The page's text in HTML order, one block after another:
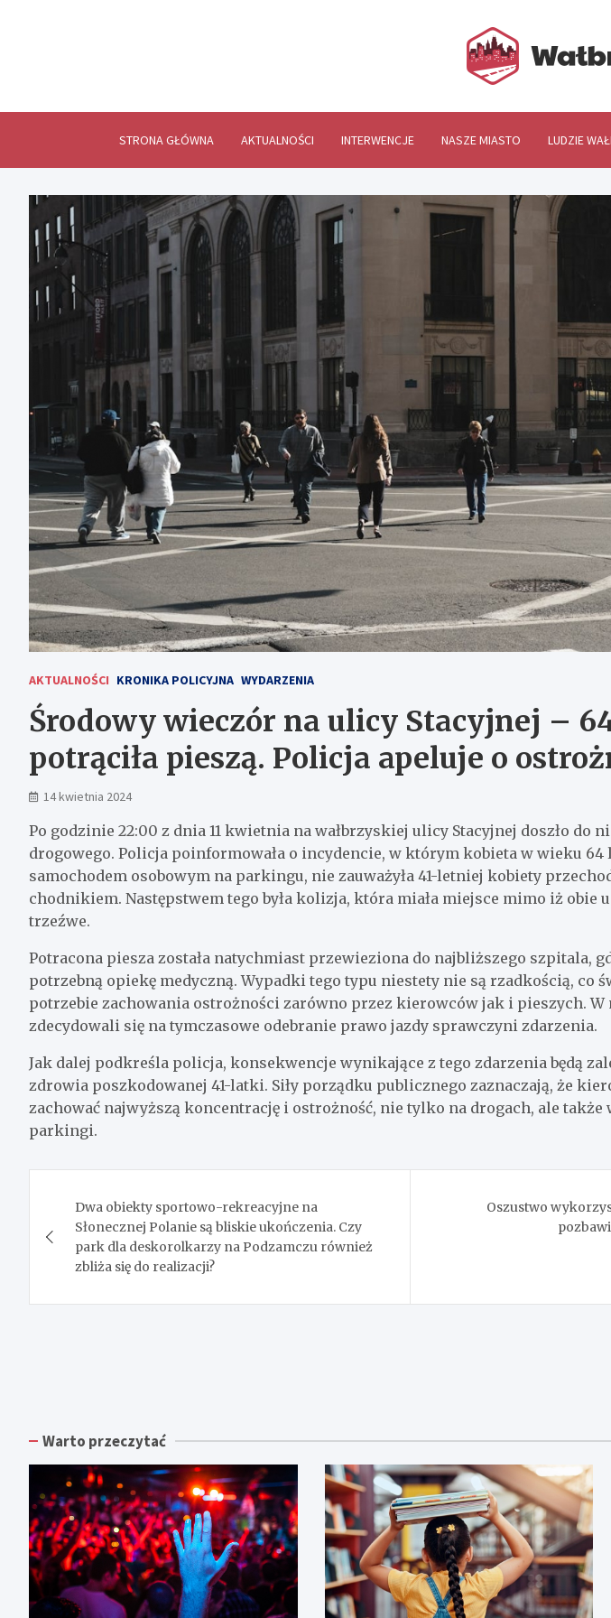
STRONA GŁÓWNA AKTUALNOŚCI INTERWENCJE NASZE MIASTO LUDZIE
AKTUALNOŚCI KRONIKA POLICYJNA WYDARZENIA
Środowy wieczór na ulicy Stacyjnej –
potrąciła pieszą. Policja apeluje o
14 kwietnia 2024
Po godzinie 22:00 z dnia 11 kwietnia na wałbrzyskiej ulicy Stacyjnej doszło do
drogowego. Policja poinformowała o incydencie, w którym kobieta w wieku
samochodem osobowym na parkingu, nie zauważyła 41-letniej kobiety
chodnikiem. Następstwem tego była kolizja, która miała miejsce mimo iż obie
trzeźwe.
Potracona piesza została natychmiast przewieziona do najbliższego szpitala,
potrzebną opiekę medyczną. Wypadki tego typu niestety nie są rzadkością, co
potrzebie zachowania ostrożności zarówno przez kierowców jak i pieszych. W
zdecydowali się na tymczasowe odebranie prawo jazdy sprawczyni zdarzenia.
Jak dalej podkreśla policja, konsekwencje wynikające z tego zdarzenia będą
zdrowia poszkodowanej 41-latki. Siły porządku publicznego zaznaczają, że
zachować najwyższą koncentrację i ostrożność, nie tylko na drogach, ale
parkingi.
wpisu
Dwa obiekty sportowo-rekreacyjne na
Słonecznej Polanie są bliskie ukończenia. Czy
park dla deskorolkarzy na Podzamczu również
zbliża się do realizacji?
Oszustwo
Warto przeczytać